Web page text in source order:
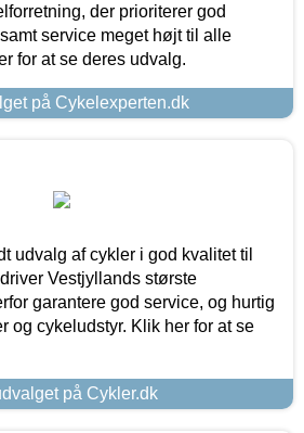
der prioriterer god
service meget højt til alle
for at se deres udvalg.
på Cykelexperten.dk
udvalg af cykler i god kvalitet til
Vestjyllands største
garantere god service, og hurtig
og cykeludstyr. Klik her for at se
på Cykler.dk